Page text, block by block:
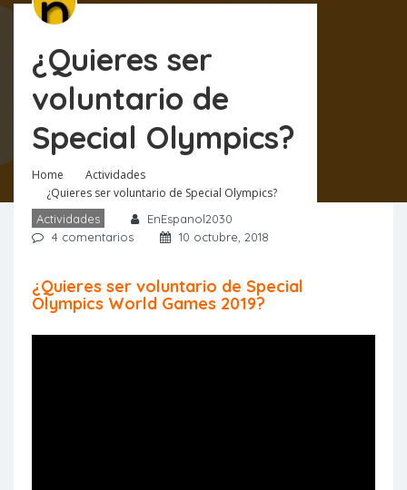
¿Quieres ser
voluntario de
Special Olympics?
Home
Actividades
¿Quieres ser voluntario de Special Olympics?
Actividades
EnEspanol2030
4 comentarios
10 octubre, 2018
¿Quieres ser voluntario de Special
Olympics World Games 2019?